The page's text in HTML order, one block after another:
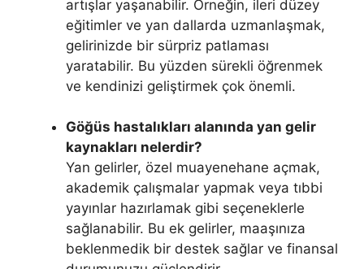
artışlar yaşanabilir. Örneğin, ileri düzey
eğitimler ve yan dallarda uzmanlaşmak,
gelirinizde bir sürpriz patlaması
yaratabilir. Bu yüzden sürekli öğrenmek
ve kendinizi geliştirmek çok önemli.
Göğüs hastalıkları alanında yan gelir
kaynakları nelerdir?
Yan gelirler, özel muayenehane açmak,
akademik çalışmalar yapmak veya tıbbi
yayınlar hazırlamak gibi seçeneklerle
sağlanabilir. Bu ek gelirler, maaşınıza
beklenmedik bir destek sağlar ve finansal